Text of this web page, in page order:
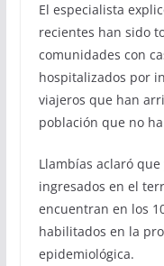
El especialista
recientes han sido
comunidades con
hospitalizados por
viajeros que han
población que no
Llambías aclaró
ingresados en el
encuentran en los
habilitados en la
epidemiológica.